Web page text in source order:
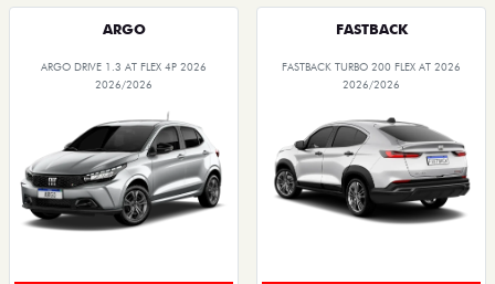
ARGO
ARGO DRIVE 1.3 AT FLEX 4P 2026
2026/2026
FASTBACK
FASTBACK TURBO 200 FLEX AT 2026
2026/2026